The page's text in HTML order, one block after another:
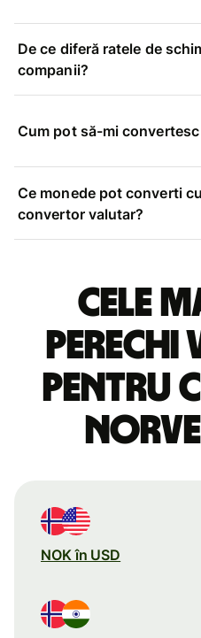
De ce diferă ratele de
companii?
Cum pot să-mi convertesc
Ce monede pot converti
convertor valutar?
Cele
pentru
NOK în USD